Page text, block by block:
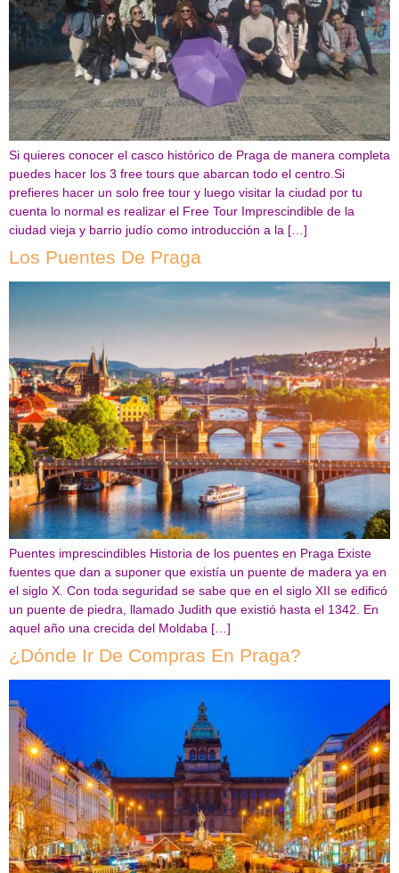
Si quieres conocer el casco histórico de Praga de manera completa
puedes hacer los 3 free tours que abarcan todo el centro.Si
prefieres hacer un solo free tour y luego visitar la ciudad por tu
cuenta lo normal es realizar el Free Tour Imprescindible de la
ciudad vieja y barrio judío como introducción a la […]
Los Puentes De Praga
Puentes imprescindibles Historia de los puentes en Praga Existe
fuentes que dan a suponer que existía un puente de madera ya en
el siglo X. Con toda seguridad se sabe que en el siglo XII se edificó
un puente de piedra, llamado Judith que existió hasta el 1342. En
aquel año una crecida del Moldaba […]
¿Dónde Ir De Compras En Praga?